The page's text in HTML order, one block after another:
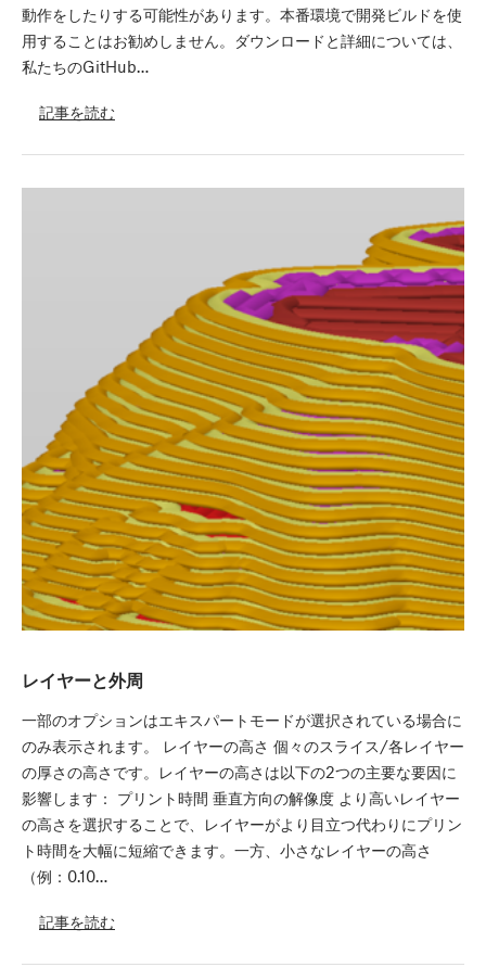
動作をしたりする可能性があります。本番環境で開発ビルドを使
用することはお勧めしません。ダウンロードと詳細については、
私たちのGitHub…
記事を読む
レイヤーと外周
一部のオプションはエキスパートモードが選択されている場合に
のみ表示されます。 レイヤーの高さ 個々のスライス/各レイヤー
の厚さの高さです。レイヤーの高さは以下の2つの主要な要因に
影響します： プリント時間 垂直方向の解像度 より高いレイヤー
の高さを選択することで、レイヤーがより目立つ代わりにプリン
ト時間を大幅に短縮できます。一方、小さなレイヤーの高さ
（例：0.10…
記事を読む